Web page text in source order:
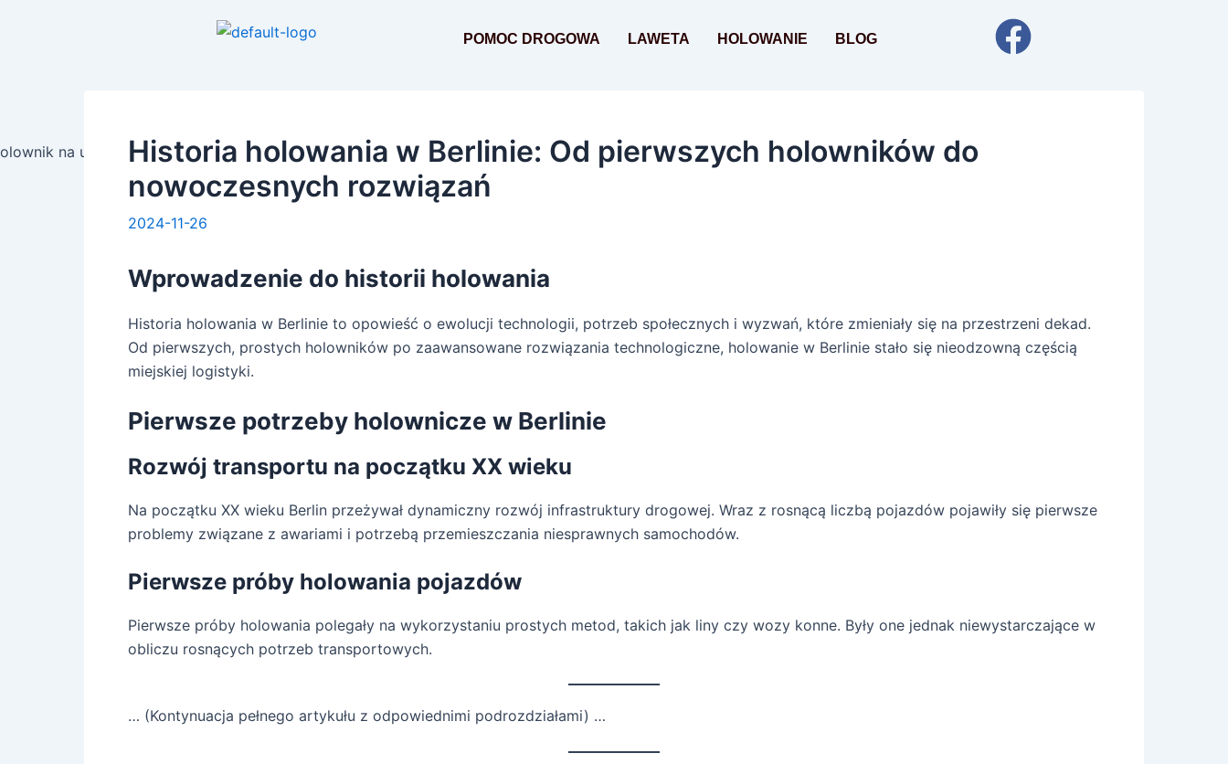
POMOC DROGOWA LAWETA HOLOWANIE BLOG
Historia holowania w Berlinie: Od pierwszych holowników do
nowoczesnych rozwiązań
2024-11-26
Wprowadzenie do historii holowania
Historia holowania w Berlinie to opowieść o ewolucji technologii, potrzeb społecznych i wyzwań, które zmieniały się na przestrzeni dekad.
Od pierwszych, prostych holowników po zaawansowane rozwiązania technologiczne, holowanie w Berlinie stało się nieodzowną częścią
miejskiej logistyki.
Pierwsze potrzeby holownicze w Berlinie
Rozwój transportu na początku XX wieku
Na początku XX wieku Berlin przeżywał dynamiczny rozwój infrastruktury drogowej. Wraz z rosnącą liczbą pojazdów pojawiły się pierwsze
problemy związane z awariami i potrzebą przemieszczania niesprawnych samochodów.
Pierwsze próby holowania pojazdów
Pierwsze próby holowania polegały na wykorzystaniu prostych metod, takich jak liny czy wozy konne. Były one jednak niewystarczające w
obliczu rosnących potrzeb transportowych.
… (Kontynuacja pełnego artykułu z odpowiednimi podrozdziałami) …